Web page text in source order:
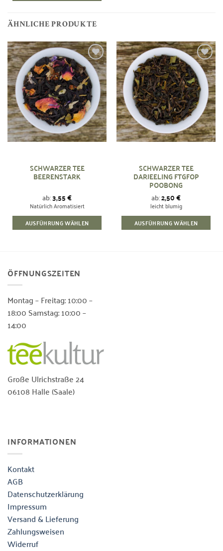
ÄHNLICHE PRODUKTE
Zur
Wunschliste
hinzufügen
SCHWARZER TEE
BEERENSTARK
ab:3,55€
Natürlich Aromatisiert
AUSFÜHRUNG WÄHLEN
Dieses
Varianten
Die
Optionen
können
Produktseite
gewählt
Zur
Wunschliste
hinzufügen
SCHWARZER TEE
DARJEELING FTGFOP
POOBONG
ab:2,50€
leicht blumig
AUSFÜHRUNG WÄHLEN
Dieses
ÖFFNUNGSZEITEN
Montag – Freitag: 10:00 –
18:00 Samstag: 10:00 –
14:00
Große Ulrichstraße 24
06108 Halle (Saale)
INFORMATIONEN
Kontakt
AGB
Datenschutzerklärung
Impressum
Versand & Lieferung
Zahlungsweisen
Widerruf